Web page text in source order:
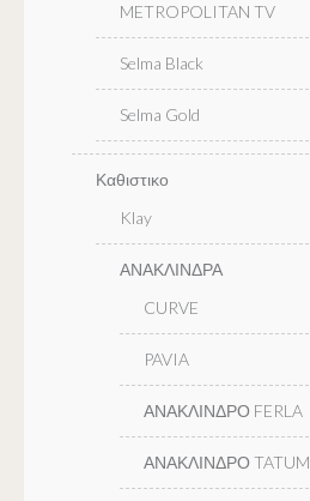
METROPOLITAN TV
Selma Black
Selma Gold
Καθιστικο
Klay
ΑΝΑΚΛΙΝΔΡΑ
CURVE
PAVIA
ΑΝΑΚΛΙΝΔΡΟ FERLA
ΑΝΑΚΛΙΝΔΡΟ TATUM